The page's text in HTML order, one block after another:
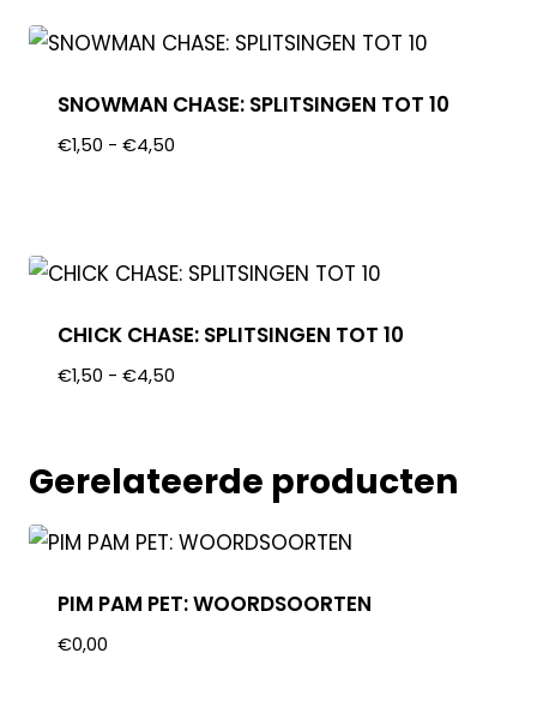
SNOWMAN CHASE: SPLITSINGEN TOT 10
€1,50 - €4,50
CHICK CHASE: SPLITSINGEN TOT 10
€1,50 - €4,50
Gerelateerde producten
PIM PAM PET: WOORDSOORTEN
€0,00